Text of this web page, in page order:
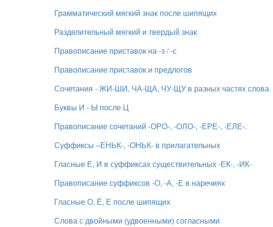
Грамматический мягкий знак после шипящих
Разделительный мягкий и твердый знак
Правописание приставок на -з / -с
Правописание приставок и предлогов
Сочетания - ЖИ-ШИ, ЧА-ЩА, ЧУ-ЩУ в разных частях слова
Буквы И - Ы после Ц
Правописание сочетаний -ОРО-, -ОЛО-, -ЕРЕ-, -ЕЛЕ-.
Суффиксы –ЕНЬК-, -ОНЬК- в прилагательных
Гласные Е, И в суффиксах существительных -ЕК-, -ИК-
Правописание суффиксов -О, -А, -Е в наречиях
Гласные О, Ё, Е после шипящих
Слова с двойными (удвоенными) согласными